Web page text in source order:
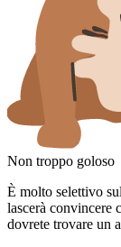
Non troppo goloso
È molto selettivo
lascerà convincere
dovrete trovare un